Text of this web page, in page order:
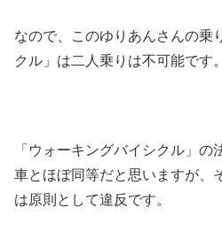
なので、このゆりあんさんの乗
クル」は二人乗りは不可能です。
「ウォーキングバイシクル」
車とほぼ同等だと思いますが、
は原則として違反です。